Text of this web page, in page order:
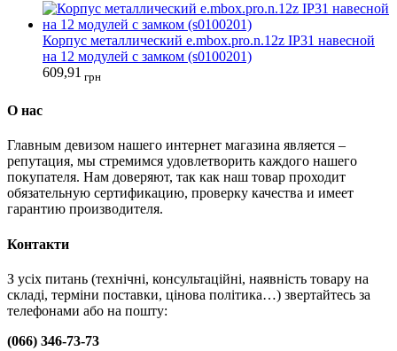
Корпус металлический e.mbox.pro.n.12z IP31 навесной
на 12 модулей с замком (s0100201)
609,91 грн
О нас
Главным девизом нашего интернет магазина является –
репутация, мы стремимся удовлетворить каждого нашего
покупателя. Нам доверяют, так как наш товар проходит
обязательную сертификацию, проверку качества и имеет
гарантию производителя.
Контакти
З усіх питань (технічні, консультаційні, наявність товару на
складі, терміни поставки, цінова політика…) звертайтесь за
телефонами або на пошту:
(066) 346-73-73